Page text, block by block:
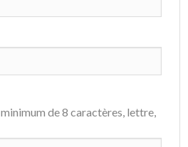
minimum de 8 caractères, lettre,